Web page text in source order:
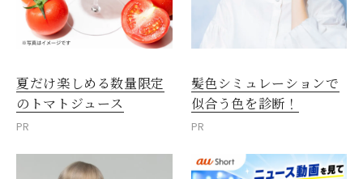
夏だけ楽しめる数量限定
のトマトジュース
PR
髪色シミュレーションで
似合う色を診断！
PR